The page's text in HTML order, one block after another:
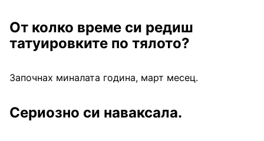
От колко време си редиш
татуировките по тялото?
Започнах миналата година, март месец.
Сериозно си наваксала.